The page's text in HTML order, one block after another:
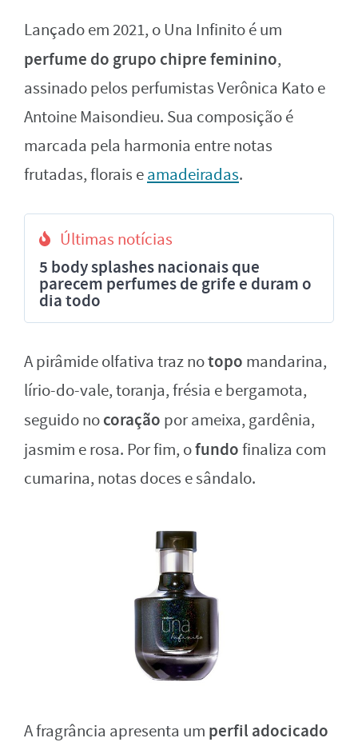
Lançado em 2021, o Una Infinito é um
perfume do grupo chipre feminino,
assinado pelos perfumistas Verônica Kato e
Antoine Maisondieu. Sua composição é
marcada pela harmonia entre notas
frutadas, florais eamadeiradas.
Últimas notícias
5 body splashes nacionais que
parecem perfumes de grife e duram o
dia todo
A pirâmide olfativa traz notopo mandarina,
lírio-do-vale, toranja, frésia e bergamota,
seguido nocoração por ameixa, gardênia,
jasmim e rosa. Por fim, ofundofinaliza com
cumarina, notas doces e sândalo.
A fragrância apresenta um perfil adocicado